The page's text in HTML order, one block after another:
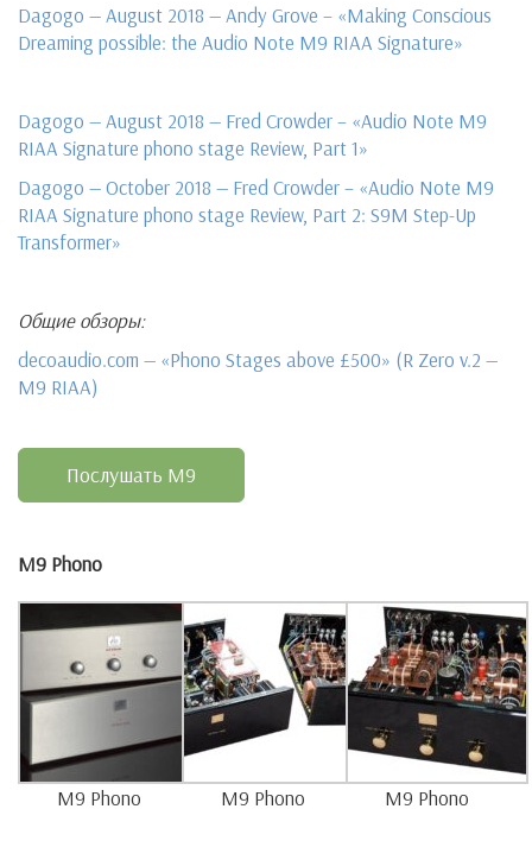
Dagogo — August 2018 — Andy Grove – «Making Conscious
Dreaming possible: the Audio Note M9 RIAA Signature»
Dagogo — August 2018 — Fred Crowder – «Audio Note M9
RIAA Signature phono stage Review, Part 1»
Dagogo — October 2018 — Fred Crowder – «Audio Note M9
RIAA Signature phono stage Review, Part 2: S9M Step-Up
Transformer»
Общие обзоры:
decoaudio.com — «Phono Stages above £500» (R Zero v.2 —
M9 RIAA)
Послушать M9
M9 Phono
M9 Phono M9 Phono M9 Phono